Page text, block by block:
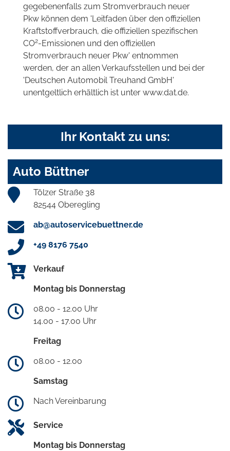
gegebenenfalls zum Stromverbrauch neuer
Pkw können dem 'Leitfaden über den offiziellen
Kraftstoffverbrauch, die offiziellen spezifischen
CO2-Emissionen und den offiziellen
Stromverbrauch neuer Pkw' entnommen
werden, der an allen Verkaufsstellen und bei der
'Deutschen Automobil Treuhand GmbH'
unentgeltlich erhältlich ist unter www.dat.de.
Ihr Kontakt zu uns:
Auto Büttner
Tölzer Straße 38
82544 Oberegling
ab@autoservicebuettner.de
+49 8176 7540
Verkauf
Montag bis Donnerstag
08.00 - 12.00 Uhr
14.00 - 17.00 Uhr
Freitag
08.00 - 12.00
Samstag
Nach Vereinbarung
Service
Montag bis Donnerstag